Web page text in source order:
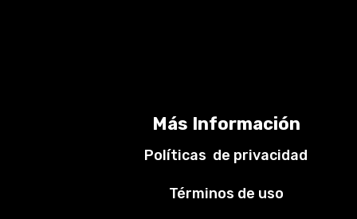
Más Información
Políticas de privacidad
Términos de uso